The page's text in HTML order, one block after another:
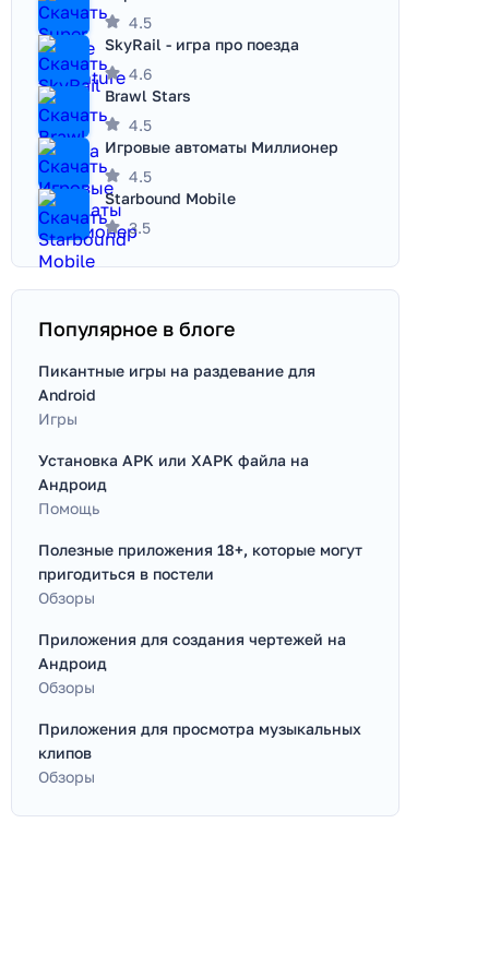
4.5
SkyRail - игра про поезда
4.6
Brawl Stars
4.5
Игровые автоматы Миллионер
4.5
Starbound Mobile
3.5
Популярное в блоге
Пикантные игры на раздевание для
Android
Игры
Установка APK или XAPK файла на
Андроид
Помощь
Полезные приложения 18+, которые могут
пригодиться в постели
Обзоры
Приложения для создания чертежей на
Андроид
Обзоры
Приложения для просмотра музыкальных
клипов
Обзоры